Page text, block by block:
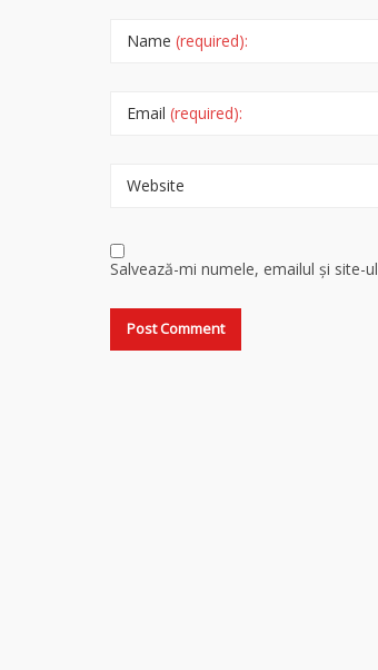
Name (required):
Email (required):
Website
Salvează-mi numele, emailul și